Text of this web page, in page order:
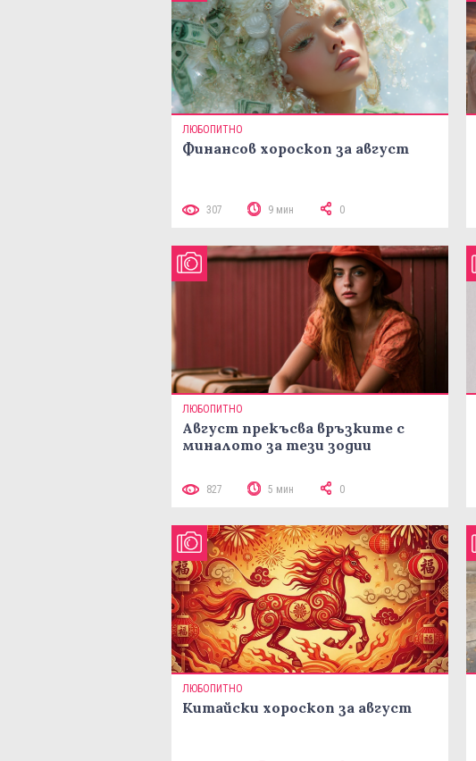
ЛЮБОПИТНО
Финансов хороскоп за август
307 9 мин 0
ЛЮБОПИТНО
Август прекъсва връзките с
миналото за тези зодии
827 5 мин 0
ЛЮБОПИТНО
Китайски хороскоп за август